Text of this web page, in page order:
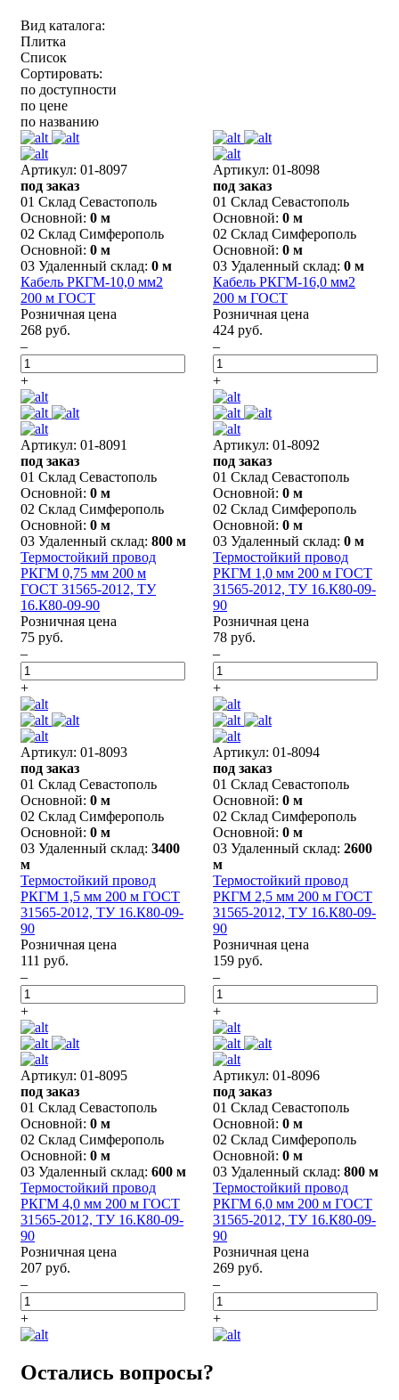
Вид каталога:
Плитка
Список
Сортировать:
по доступности
по цене
по названию
Артикул: 01-8097
под заказ
01 Склад Севастополь
Основной: 0 м
02 Склад Симферополь
Основной: 0 м
03 Удаленный склад: 0 м
Кабель РКГМ-10,0 мм2
200 м ГОСТ
Розничная цена
268 руб.
–
+
Артикул: 01-8098
под заказ
01 Склад Севастополь
Основной: 0 м
02 Склад Симферополь
Основной: 0 м
03 Удаленный склад: 0 м
Кабель РКГМ-16,0 мм2
200 м ГОСТ
Розничная цена
424 руб.
–
+
Артикул: 01-8091
под заказ
01 Склад Севастополь
Основной: 0 м
02 Склад Симферополь
Основной: 0 м
03 Удаленный склад: 800 м
Термостойкий провод
РКГМ 0,75 мм 200 м
ГОСТ 31565-2012, ТУ
16.К80-09-90
Розничная цена
75 руб.
–
+
Артикул: 01-8092
под заказ
01 Склад Севастополь
Основной: 0 м
02 Склад Симферополь
Основной: 0 м
03 Удаленный склад: 0 м
Термостойкий провод
РКГМ 1,0 мм 200 м ГОСТ
31565-2012, ТУ 16.К80-09-
90
Розничная цена
78 руб.
–
+
Артикул: 01-8093
под заказ
01 Склад Севастополь
Основной: 0 м
02 Склад Симферополь
Основной: 0 м
03 Удаленный склад: 3400
м
Термостойкий провод
РКГМ 1,5 мм 200 м ГОСТ
31565-2012, ТУ 16.К80-09-
90
Розничная цена
111 руб.
–
+
Артикул: 01-8094
под заказ
01 Склад Севастополь
Основной: 0 м
02 Склад Симферополь
Основной: 0 м
03 Удаленный склад: 2600
м
Термостойкий провод
РКГМ 2,5 мм 200 м ГОСТ
31565-2012, ТУ 16.К80-09-
90
Розничная цена
159 руб.
–
+
Артикул: 01-8095
под заказ
01 Склад Севастополь
Основной: 0 м
02 Склад Симферополь
Основной: 0 м
03 Удаленный склад: 600 м
Термостойкий провод
РКГМ 4,0 мм 200 м ГОСТ
31565-2012, ТУ 16.К80-09-
90
Розничная цена
207 руб.
–
+
Артикул: 01-8096
под заказ
01 Склад Севастополь
Основной: 0 м
02 Склад Симферополь
Основной: 0 м
03 Удаленный склад: 800 м
Термостойкий провод
РКГМ 6,0 мм 200 м ГОСТ
31565-2012, ТУ 16.К80-09-
90
Розничная цена
269 руб.
–
+
Остались вопросы?